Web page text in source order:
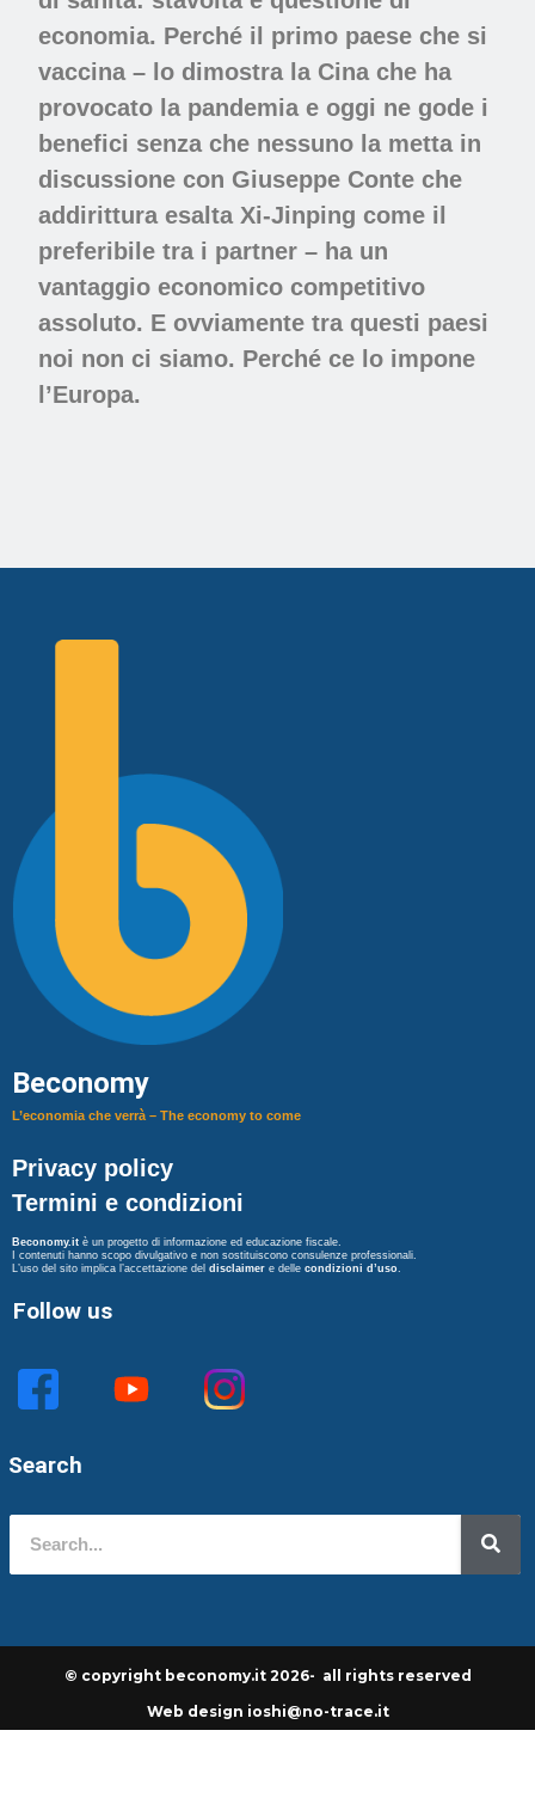
economia. Perché il primo paese che si
vaccina – lo dimostra la Cina che ha
provocato la pandemia e oggi ne gode i
benefici senza che nessuno la metta in
discussione con Giuseppe Conte che
addirittura esalta Xi-Jinping come il
preferibile tra i partner – ha un
vantaggio economico competitivo
assoluto. E ovviamente tra questi paesi
noi non ci siamo. Perché ce lo impone
l’Europa.
Beconomy
L’economia che verrà – The economy to come
Privacy policy
Termini e condizioni
Beconomy.it è un progetto di informazione ed educazione fiscale.
I contenuti hanno scopo divulgativo e non sostituiscono consulenze professionali.
L’uso del sito implica l’accettazione del disclaimer e delle condizioni d’uso
Follow us
Search
© copyright beconomy.it 2026- all rights reserved
Web design ioshi@no-trace.it